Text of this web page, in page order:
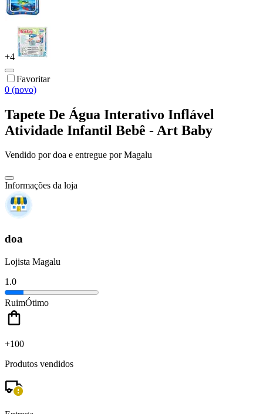
+4
Favoritar
0 (novo)
Tapete De Água Interativo Inflável
Atividade Infantil Bebê - Art Baby
Vendido pordoa e entregue por Magalu
Informações da loja
doa
Lojista Magalu
1.0
RuimÓtimo
+100
Produtos vendidos